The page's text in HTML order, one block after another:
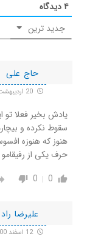
۴دیدگاه
جدید ترین
حاج علی
یادش بخیر فعلا تو
سقوط نکرده و
هنوز که هنوزه
حرف یکی از
0
0
علیرضا راد
12 اسفند 1400 - 02:55